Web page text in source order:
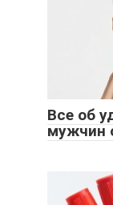
Все об
мужчин